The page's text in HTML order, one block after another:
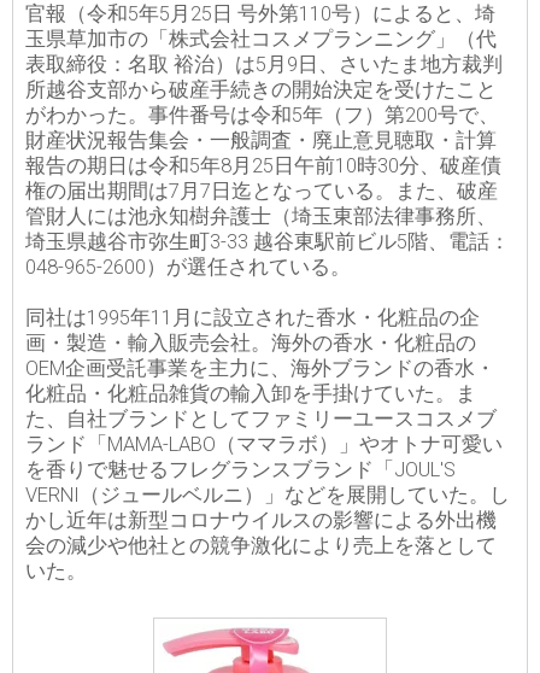
官報（令和5年5月25日 号外第110号）によると、埼
玉県草加市の「株式会社コスメプランニング」（代
表取締役：名取 裕治）は5月9日、さいたま地方裁判
所越谷支部から破産手続きの開始決定を受けたこと
がわかった。事件番号は令和5年（フ）第200号で、
財産状況報告集会・一般調査・廃止意見聴取・計算
報告の期日は令和5年8月25日午前10時30分、破産債
権の届出期間は7月7日迄となっている。また、破産
管財人には池永知樹弁護士（埼玉東部法律事務所、
埼玉県越谷市弥生町3-33 越谷東駅前ビル5階、電話：
048-965-2600）が選任されている。
同社は1995年11月に設立された香水・化粧品の企
画・製造・輸入販売会社。海外の香水・化粧品の
OEM企画受託事業を主力に、海外ブランドの香水・
化粧品・化粧品雑貨の輸入卸を手掛けていた。ま
た、自社ブランドとしてファミリーユースコスメブ
ランド「MAMA-LABO（ママラボ）」やオトナ可愛い
を香りで魅せるフレグランスブランド「JOUL'S
VERNI（ジュールベルニ）」などを展開していた。し
かし近年は新型コロナウイルスの影響による外出機
会の減少や他社との競争激化により売上を落として
いた。